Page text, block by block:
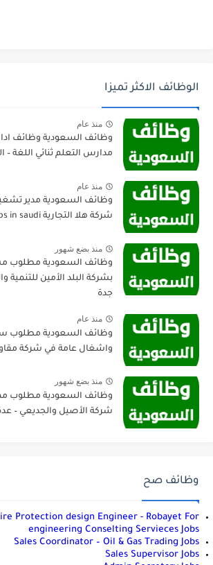
الوظائف الاكثر تميزا
منذ عام
وظائف السعودية وظائف
مدارس التعلم ثنائي اللغة –
منذ عام
وظائف السعودية مدير
شركة هلا التجارية jobs in saudi
منذ بضع شهور
وظائف السعودية مطلوب
بشركة البلد الأمين للتنمية
جدة
منذ عام
وظائف السعودية مطلوب
واشغال عامة في شركة
منذ بضع شهور
وظائف السعودية مطلوب
شركة الأصيل والجديعي –
وظائف صح
Protection design Engineer - Robayet For
engineering Conselting Servieces Jobs
Sales Coordinator – Oil & Gas Trading Jobs
Sales Supervisor Jobs